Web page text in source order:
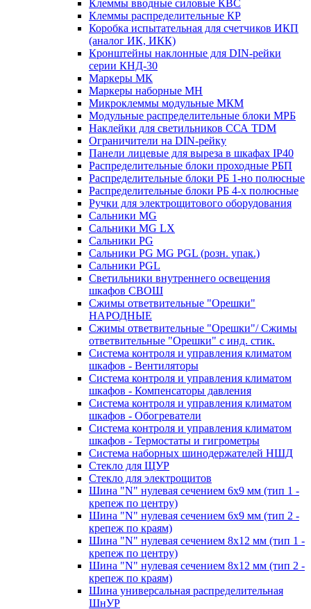
Клеммы вводные силовые КВС
Клеммы распределительные КР
Коробка испытательная для счетчиков ИКП
(аналог ИК, ИКК)
Кронштейны наклонные для DIN-рейки
серии КНД-30
Маркеры МК
Маркеры наборные МН
Микроклеммы модульные МКМ
Модульные распределительные блоки МРБ
Наклейки для светильников ССА TDM
Ограничители на DIN-рейку
Панели лицевые для выреза в шкафах IP40
Распределительные блоки проходные РБП
Распределительные блоки РБ 1-но полюсные
Распределительные блоки РБ 4-х полюсные
Ручки для электрощитового оборудования
Сальники MG
Сальники MG LX
Сальники PG
Сальники PG MG PGL (розн. упак.)
Сальники PGL
Светильники внутреннего освещения
шкафов СВОШ
Сжимы ответвительные "Орешки"
НАРОДНЫЕ
Сжимы ответвительные "Орешки"/ Сжимы
ответвительные "Орешки" с инд. стик.
Система контроля и управления климатом
шкафов - Вентиляторы
Система контроля и управления климатом
шкафов - Компенсаторы давления
Система контроля и управления климатом
шкафов - Обогреватели
Система контроля и управления климатом
шкафов - Термостаты и гигрометры
Система наборных шинодержателей НШД
Стекло для ЩУР
Стекло для электрощитов
Шина "N" нулевая сечением 6х9 мм (тип 1 -
крепеж по центру)
Шина "N" нулевая сечением 6х9 мм (тип 2 -
крепеж по краям)
Шина "N" нулевая сечением 8х12 мм (тип 1 -
крепеж по центру)
Шина "N" нулевая сечением 8х12 мм (тип 2 -
крепеж по краям)
Шина универсальная распределительная
ШнУР